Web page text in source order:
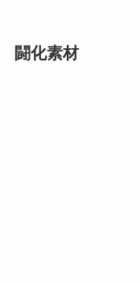
闘化素材